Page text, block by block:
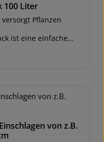
100 Liter
Pflanzen
ist eine einfache
zu versorgen.
Durch seine
gibt der Sack das
über 12 Stunden
etwas ungenützt
von z.B.